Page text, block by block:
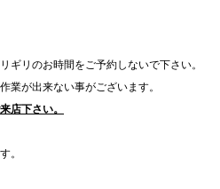
ギリのお時間をご予約しないで下さい。
業が出来ない事がございます。
店下さい。
。